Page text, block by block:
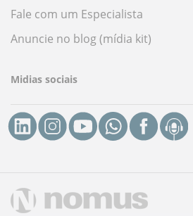
Fale com um Especialista
Anuncie no blog (mídia kit)
Midias sociais